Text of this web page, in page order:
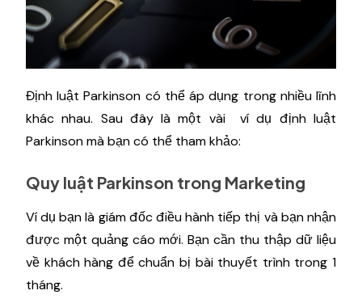
Định luật Parkinson có thể áp dụng trong nhiều lĩnh
khác nhau. Sau đây là một vài ví dụ định luật
Parkinson mà bạn có thể tham khảo:
Quy luật Parkinson trong Marketing
Ví dụ bạn là giám đốc điều hành tiếp thị và bạn nhận
được một quảng cáo mới. Bạn cần thu thập dữ liệu
về khách hàng để chuẩn bị bài thuyết trình trong 1
tháng.